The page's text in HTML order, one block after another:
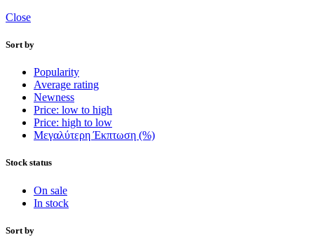
Close
Sort by
Popularity
Average rating
Newness
Price: low to high
Price: high to low
Μεγαλύτερη Έκπτωση (%)
Stock status
On sale
In stock
Sort by